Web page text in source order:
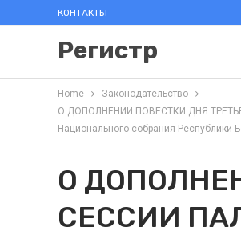
КОНТАКТЫ
Регистр
Home
Законодательство
О ДОПОЛНЕНИИ ПОВЕСТКИ ДНЯ
Национального собрания Республики
О
СЕССИИ